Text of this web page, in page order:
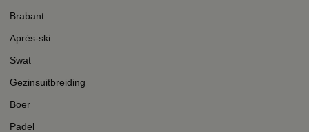
Brabant
Après-ski
Swat
Gezinsuitbreiding
Boer
Padel